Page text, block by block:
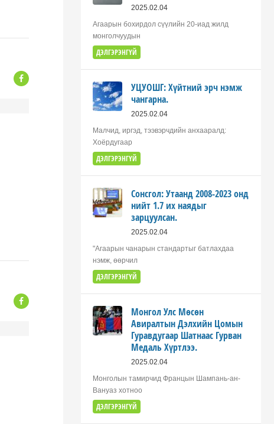
2025.02.04
Агаарын бохирдол сүүлийн 20-иад жилд
монголчуудын
ДЭЛГЭРЭНГҮЙ
УЦУОШГ: Хүйтний эрч нэмж
чангарна.
2025.02.04
Малчид, иргэд, тээвэрчдийн анхааралд:
Хоёрдугаар
ДЭЛГЭРЭНГҮЙ
Сонсгол: Утаанд 2008-2023 онд
нийт 1.7 их наядыг
зарцуулсан.
2025.02.04
"Агаарын чанарын стандартыг батлахдаа
нэмж, өөрчил
ДЭЛГЭРЭНГҮЙ
Монгол Улс Мөсөн
Авиралтын Дэлхийн Цомын
Гуравдугаар Шатнаас Гурван
Медаль Хүртлээ.
2025.02.04
Монголын тамирчид Францын Шампань-ан-
Вануаз хотноо
ДЭЛГЭРЭНГҮЙ